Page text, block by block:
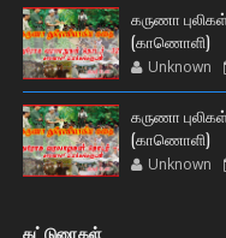
கருணா
(காணொளி)
Unknown
கருணா
(காணொளி)
Unknown
கட்டுரைகள்